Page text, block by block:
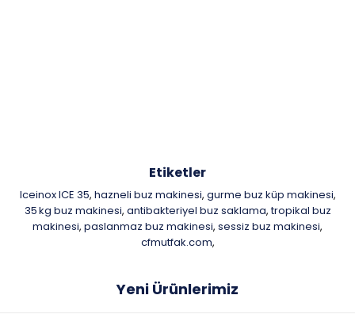
Etiketler
Iceinox ICE 35, hazneli buz makinesi, gurme buz küp makinesi,
35 kg buz makinesi, antibakteriyel buz saklama, tropikal buz
makinesi, paslanmaz buz makinesi, sessiz buz makinesi,
cfmutfak.com,
Yeni Ürünlerimiz